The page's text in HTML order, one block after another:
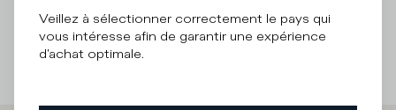
Veillez à sélectionner correctement le pays qui
vous intéresse afin de garantir une expérience
d'achat optimale.